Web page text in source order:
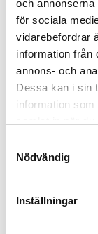
och
för sociala
vidarebefordrar
information från
annons- och
Dessa kan i sin
information
Nödvändig
Inställningar